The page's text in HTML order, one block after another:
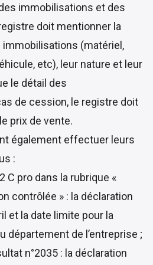
immobilisations et des
doit mentionner la
(matériel,
etc), leur nature et leur
le détail des
de cession, le registre doit
prix de vente.
également effectuer leurs
:
C pro dans la rubrique «
contrôlée » : la déclaration
et la date limite pour la
département de l’entreprise ;
n°2035 : la déclaration